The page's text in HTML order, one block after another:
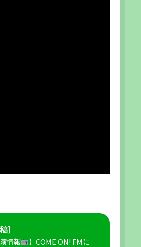
］
情報
】COME ON! FMに